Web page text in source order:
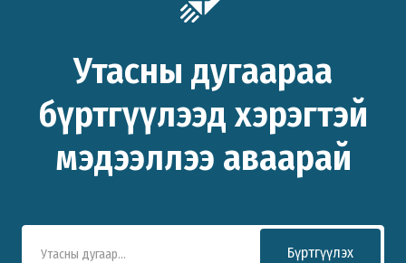
Утасны дугаараа
бүртгүүлээд хэрэгтэй
мэдээллээ аваарай
Бүртгүүлэх